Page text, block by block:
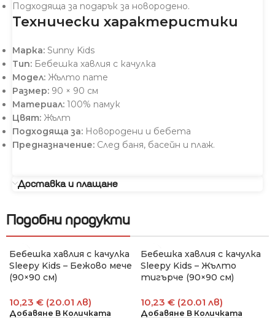
Подходяща за подарък за новородено.
Технически характеристики
Марка: Sunny Kids
Тип: Бебешка хавлия с качулка
Модел: Жълто пате
Размер: 90 × 90 см
Материал: 100% памук
Цвят: Жълт
Подходяща за: Новородени и бебета
Предназначение: След баня, басейн и плаж.
Доставка и плащане
Подобни продукти
Бебешка хавлия с качулка
Sleepy Kids – Бежово мече
(90×90 см)
10,23 € (20.01 лв)
Добавяне В Количката
Бебешка хавлия с качулка
Sleepy Kids – Жълто
тигърче (90×90 см)
10,23 € (20.01 лв)
Добавяне В Количката